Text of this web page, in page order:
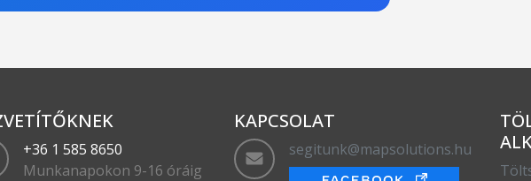
+36 1 585 8650
Munkanapokon 9-16 óráig
KAPCSOLAT
segitunk@mapsolutions.hu